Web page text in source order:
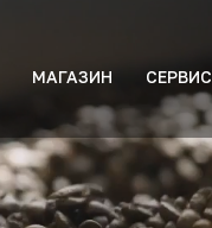
МАГАЗИН СЕРВИС